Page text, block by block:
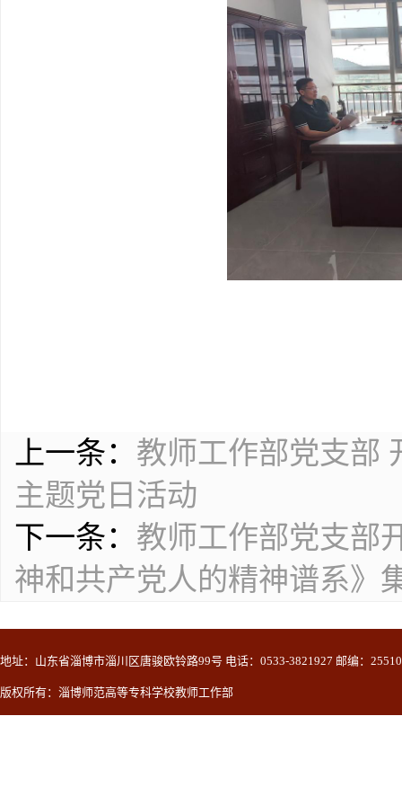
上一条： 教师工作部党支部
主题党日活动
下一条： 教师工作部党支部
神和共产党人的精神谱系》
地址：山东省淄博市淄川区唐骏欧铃路99号 电话：0533-3821927 邮编：
版权所有：淄博师范高等专科学校教师工作部